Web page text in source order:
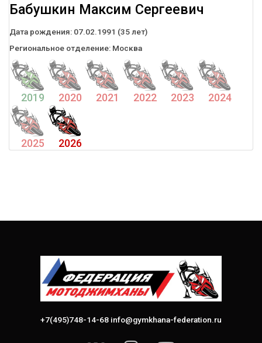
Бабушкин Максим Сергеевич
Дата рождения: 07.02.1991 (35 лет)
Региональное отделение: Москва
2019 2020 2021 2022 2023 2024
2025 2026
+7(495)748-14-68 info@gymkhana-federation.ru